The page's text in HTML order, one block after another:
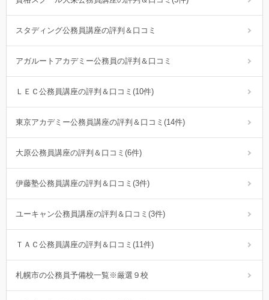
スタディング公務員講座の評判＆口コミ
アガルートアカデミー公務員の評判＆口コミ
ＬＥＣ公務員講座の評判＆口コミ(10件)
東京アカデミー公務員講座の評判＆口コミ(14件)
大原公務員講座の評判＆口コミ(6件)
伊藤塾公務員講座の評判＆口コミ(3件)
ユーキャン公務員講座の評判＆口コミ(3件)
ＴＡＣ公務員講座の評判＆口コミ(11件)
札幌市の公務員予備校一覧※厳選９校